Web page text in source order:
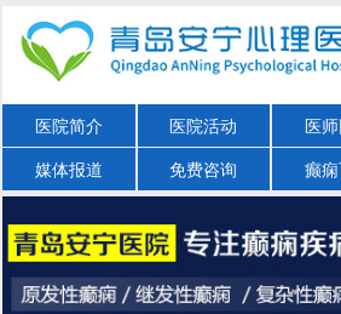
医院简介 医院活动 医
媒体报道 免费咨询 癫